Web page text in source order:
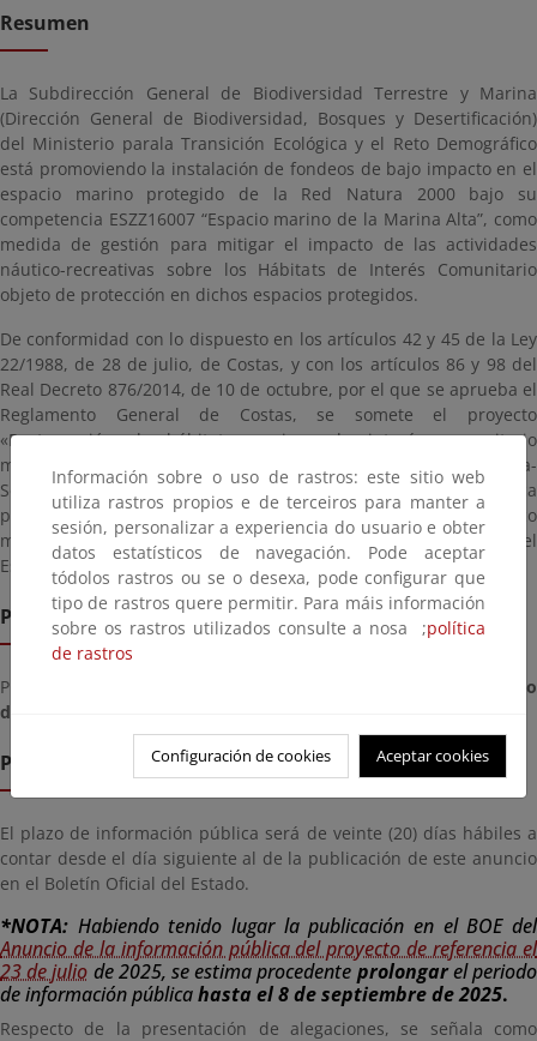
Resumen
La Subdirección General de Biodiversidad Terrestre y Marina
(Dirección General de Biodiversidad, Bosques y Desertificación)
del Ministerio parala Transición Ecológica y el Reto Demográfico
está promoviendo la instalación de fondeos de bajo impacto en el
espacio marino protegido de la Red Natura 2000 bajo su
competencia ESZZ16007 “Espacio marino de la Marina Alta”, como
medida de gestión para mitigar el impacto de las actividades
náutico-recreativas sobre los Hábitats de Interés Comunitario
objeto de protección en dichos espacios protegidos.
De conformidad con lo dispuesto en los artículos 42 y 45 de la Ley
22/1988, de 28 de julio, de Costas, y con los artículos 86 y 98 del
Real Decreto 876/2014, de 10 de octubre, por el que se aprueba el
Reglamento General de Costas, se somete el proyecto
«Restauración de hábitats marinos de interés comunitario
mediante la instalación de boyas de amarre en el LIC Penya-
Segats de la Marina» a un periodo de información pública
preceptivo para el trámite de reserva de dominio público
marítimo-terrestre en favor de la Administración General del
Estado, necesario para realizar las actuaciones previstas.
Prazo de remisión
Prazo para enviar documentos a partir do día
xoves, 24 de xullo
de 2025
Presentación de alegacións
El plazo de información pública será de veinte (20) días hábiles a
contar desde el día siguiente al de la publicación de este anuncio
en el Boletín Oficial del Estado.
*NOTA: Habiendo tenido lugar la publicación en el BOE del
Anuncio de la información pública del proyecto de referencia el
23 de julio de 2025, se estima procedente prolongarel periodo
de información públicahasta el8 de septiembre de 2025.
Respecto de la presentación de alegaciones, se señala como
Información sobre o uso de rastros: este sitio web
utiliza rastros propios e de terceiros para manter a
sesión, personalizar a experiencia do usuario e obter
datos estatísticos de navegación. Pode aceptar
tódolos rastros ou se o desexa, pode configurar que
tipo de rastros quere permitir. Para máis información
sobre os rastros utilizados consulte a nosa ;política
de rastros
Configuración de cookies Aceptar cookies